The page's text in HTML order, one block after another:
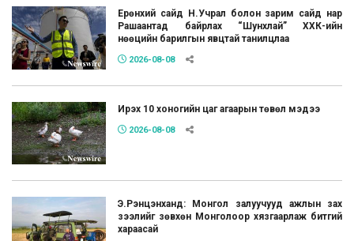
Ерөнхий сайд Н.Учрал болон зарим сайд нар
Рашаантад байрлах “Шунхлай” ХХК-ийн
нөөцийн барилгын явцтай танилцлаа
2026-08-08
Ирэх 10 хоногийн цаг агаарын төвөл мэдээ
2026-08-08
Э.Рэнцэнханд: Монгол залуучууд ажлын зах
зээлийг зөвхөн Монголоор хязгаарлаж битгий
хараасай